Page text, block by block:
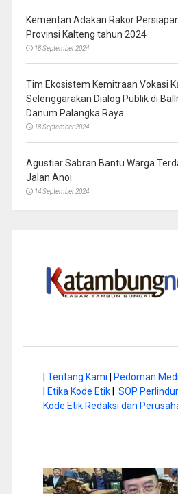
Kementan Adakan Rakor
Provinsi Kalteng tahun 2024
18 September 2024
Tim Ekosistem Kemitraan Vokasi
Selenggarakan Dialog Publik di
Danum Palangka Raya
18 September 2024
Agustiar Sabran Bantu Warga
Jalan Anoi
14 September 2024
Tentang Kami Pedoman
Etika Kode Etik| SOP
Kode Etik Redaksi dan